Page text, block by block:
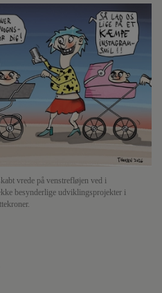
vrede på venstrefløjen ved i
besynderlige udviklingsprojekter i